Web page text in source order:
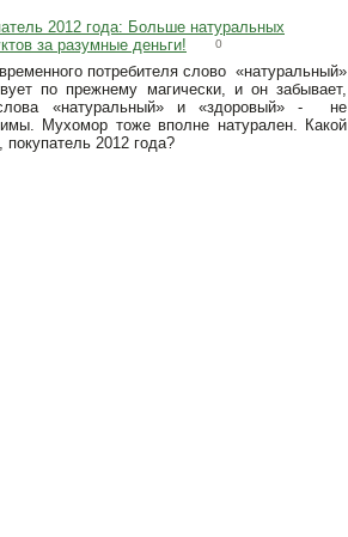
2012 года: Больше натуральных
за разумные деньги!
0
потребителя слово «натуральный»
по прежнему магически, и он забывает,
«натуральный» и «здоровый» - не
Мухомор тоже вполне натурален. Какой
покупатель 2012 года?